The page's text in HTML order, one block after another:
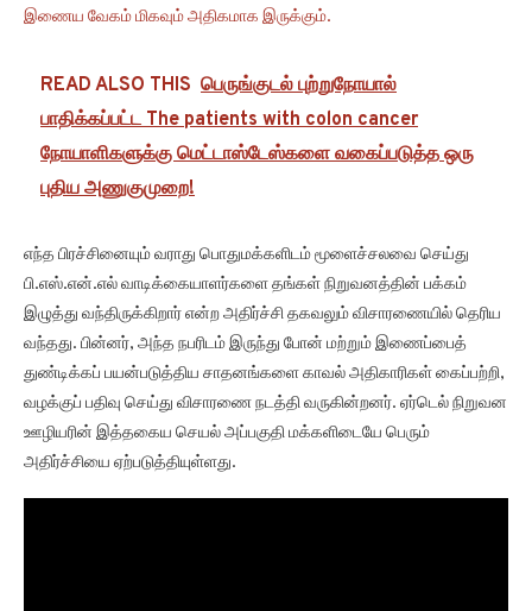
இணைய வேகம் மிகவும் அதிகமாக இருக்கும்.
READ ALSO THIS பெருங்குடல் புற்றுநோயால்
பாதிக்கப்பட்ட The patients with colon cancer
நோயாளிகளுக்கு மெட்டாஸ்டேஸ்களை வகைப்படுத்த ஒரு
புதிய அணுகுமுறை!
எந்த பிரச்சினையும் வராது பொதுமக்களிடம் மூளைச்சலவை செய்து
பி.எஸ்.என்.எல் வாடிக்கையாளர்களை தங்கள் நிறுவனத்தின் பக்கம்
இழுத்து வந்திருக்கிறார் என்ற அதிர்ச்சி தகவலும் விசாரணையில் தெரிய
வந்தது. பின்னர், அந்த நபரிடம் இருந்து போன் மற்றும் இணைப்பைத்
துண்டிக்கப் பயன்படுத்திய சாதனங்களை காவல் அதிகாரிகள் கைப்பற்றி,
வழக்குப் பதிவு செய்து விசாரணை நடத்தி வருகின்றனர். ஏர்டெல் நிறுவன
ஊழியரின் இத்தகைய செயல் அப்பகுதி மக்களிடையே பெரும்
அதிர்ச்சியை ஏற்படுத்தியுள்ளது.